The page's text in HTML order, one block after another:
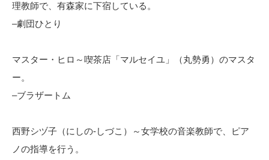
理教師で、有森家に下宿している。
–劇団ひとり
マスター・ヒロ～喫茶店「マルセイユ」（丸勢勇）のマスタ
ー。
–ブラザートム
西野シヅ子（にしの-しづこ）～女学校の音楽教師で、ピア
ノの指導を行う。